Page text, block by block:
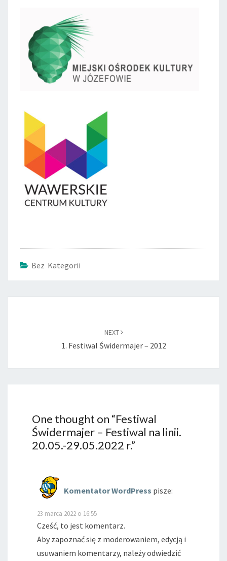
Bez Kategorii
NEXT
1. Festiwal Świdermajer – 2012
One thought on “Festiwal
Świdermajer – Festiwal na linii.
20.05.-29.05.2022 r.”
Komentator WordPress pisze:
23 marca 2022 o 16:55
Cześć, to jest komentarz.
Aby zapoznać się z moderowaniem, edycją i
usuwaniem komentarzy, należy odwiedzić